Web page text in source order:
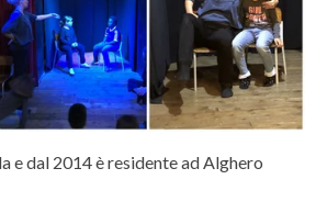
e dal 2014 è residente ad Alghero